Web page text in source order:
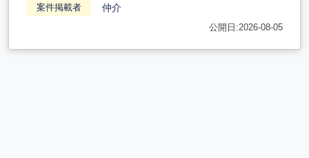
案件掲載者 仲介
公開日:2026-08-05